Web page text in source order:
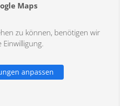
Maps
zu können, benötigen wir
Einwilligung.
anpassen